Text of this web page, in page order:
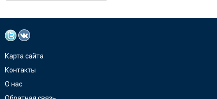
Карта сайта
Контакты
О нас